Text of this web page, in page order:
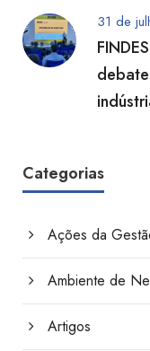
31 de
Categorias
Ações da
Ambiente de
Artigos